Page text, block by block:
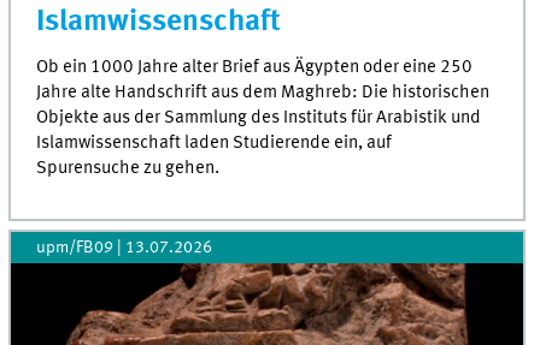
Islamwissenschaft
Ob ein 1000 Jahre alter Brief aus Ägypten oder eine 250
Jahre alte Handschrift aus dem Maghreb: Die historischen
Objekte aus der Sammlung des Instituts für Arabistik und
Islamwissenschaft laden Studierende ein, auf
Spurensuche zu gehen.
upm/FB09 13.07.2026